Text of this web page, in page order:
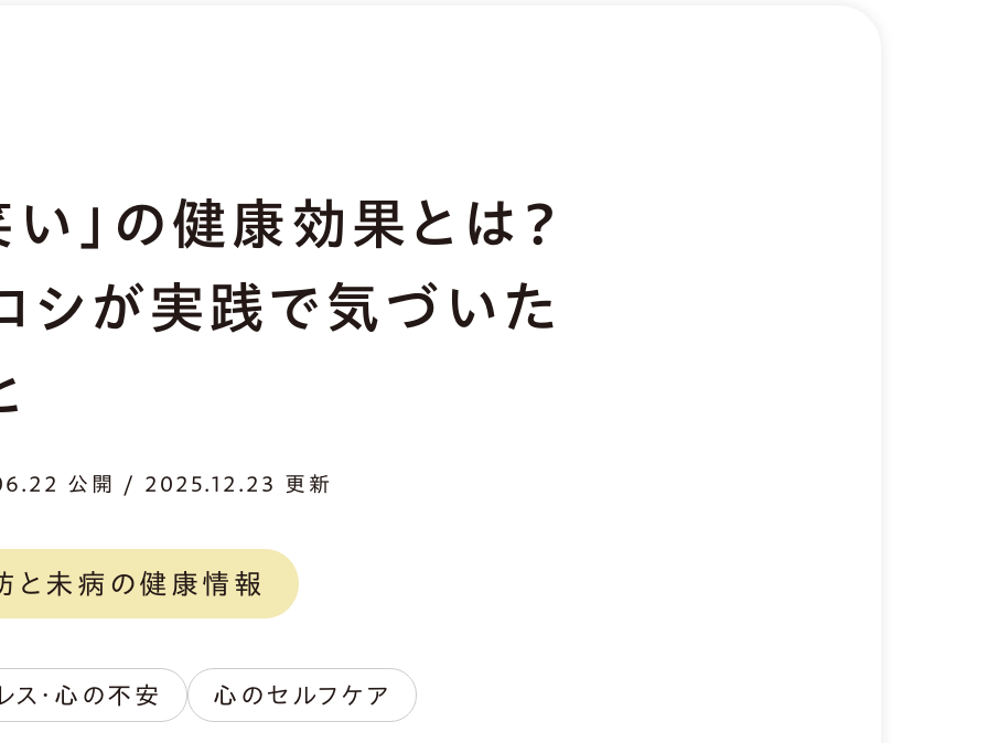
い」の健康効果とは？
シが実践で気づいた
公開 / 2025.12.23 更新
と未病の健康情報
ス・心の不安 心のセルフケア